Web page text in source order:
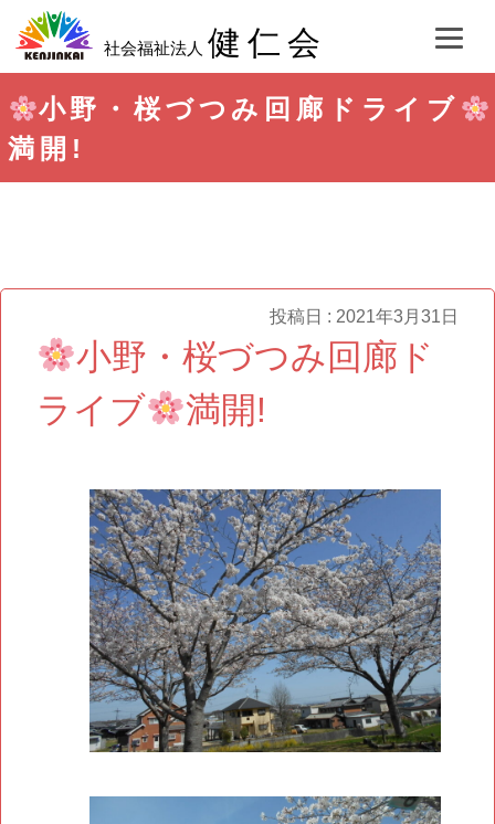
社会福祉法人健仁会
小野・桜づつみ回廊ドライブ
満開!
投稿日 : 2021年3月31日
小野・桜づつみ回廊ド
ライブ
満開!